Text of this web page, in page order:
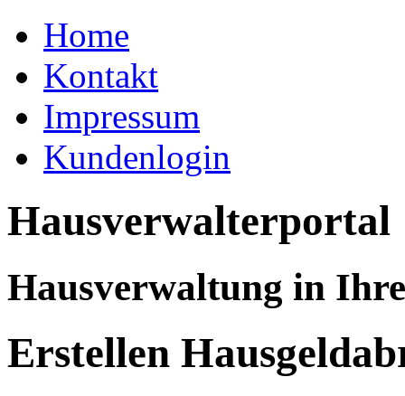
Home
Kontakt
Impressum
Kundenlogin
Hausverwalterportal
Hausverwaltung in
Erstellen